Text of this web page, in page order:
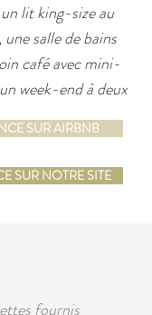
lit king-size au
salle de bains
café avec mini-
week-end à deux
SUR AIRBNB
SUR NOTRE SITE
fournis